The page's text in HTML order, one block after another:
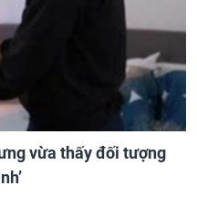
vừa thấy đối tượng